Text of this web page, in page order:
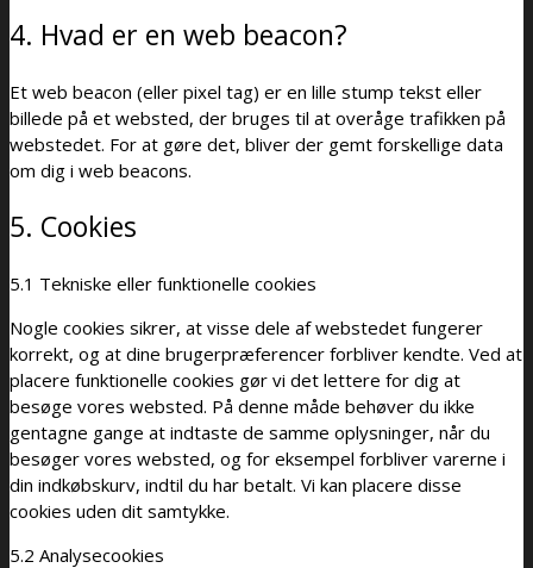
4. Hvad er en web beacon?
Et web beacon (eller pixel tag) er en lille stump tekst eller
billede på et websted, der bruges til at overåge trafikken på
webstedet. For at gøre det, bliver der gemt forskellige data
om dig i web beacons.
5. Cookies
5.1 Tekniske eller funktionelle cookies
Nogle cookies sikrer, at visse dele af webstedet fungerer
korrekt, og at dine brugerpræferencer forbliver kendte. Ved at
placere funktionelle cookies gør vi det lettere for dig at
besøge vores websted. På denne måde behøver du ikke
gentagne gange at indtaste de samme oplysninger, når du
besøger vores websted, og for eksempel forbliver varerne i
din indkøbskurv, indtil du har betalt. Vi kan placere disse
cookies uden dit samtykke.
5.2 Analysecookies